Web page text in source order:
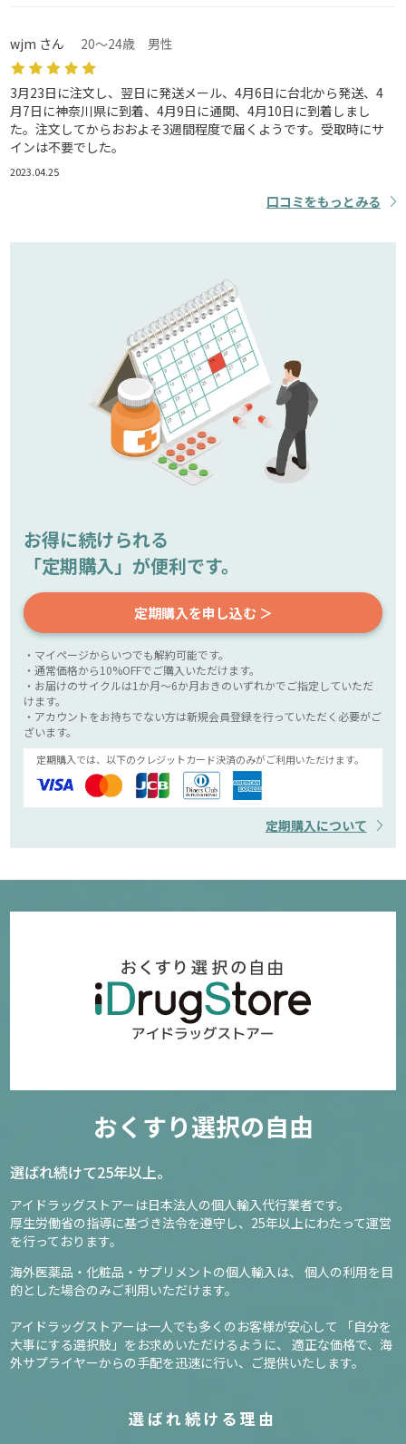
wjm さん 20～24歳 男性
3月23日に注文し、翌日に発送メール、4月6日に台北から発送、4
月7日に神奈川県に到着、4月9日に通関、4月10日に到着しまし
た。注文してからおおよそ3週間程度で届くようです。受取時にサ
インは不要でした。
2023.04.25
口コミをもっとみる
お得に続けられる
「定期購入」が便利です。
定期購入を申し込む ＞
・マイページからいつでも解約可能です。
・通常価格から10%OFFでご購入いただけます。
・お届けのサイクルは1か月～6か月おきのいずれかでご指定していただ
けます。
・アカウントをお持ちでない方は新規会員登録を行っていただく必要がご
ざいます。
定期購入では、以下のクレジットカード決済のみがご利用いただけます。
定期購入について
おくすり選択の自由
選ばれ続けて25年以上。
アイドラッグストアーは日本法人の個人輸入代行業者です。
厚生労働省の指導に基づき法令を遵守し、 25年以上にわたって運営
を行っております。
海外医薬品・化粧品・サプリメントの個人輸入は、 個人の利用を目
的とした場合のみご利用いただけます。
アイドラッグストアーは一人でも多くのお客様が安心して
「自分を
大事にする選択肢」をお求めいただけるように、 適正な価格で、海
外サプライヤーからの手配を迅速に行い、ご提供いたします。
選ばれ続ける理由